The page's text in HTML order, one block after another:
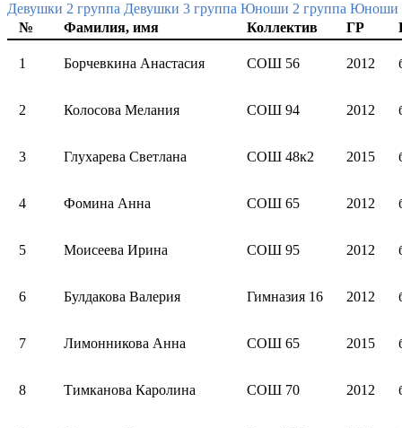
Девушки 2 группа Девушки 3 группа Юноши 2 группа Юноши
№
Фамилия, имя Коллектив ГР
1 Борчевкина Анастасия СОШ 56 2012
2 Колосова Мелания СОШ 94 2012
3 Глухарева Светлана СОШ 48к2 2015
4 Фомина Анна СОШ 65 2012
5 Моисеева Ирина СОШ 95 2012
6 Булдакова Валерия Гимназия 16 2012
7 Лимонникова Анна СОШ 65 2015
8 Тимканова Каролина СОШ 70 2012